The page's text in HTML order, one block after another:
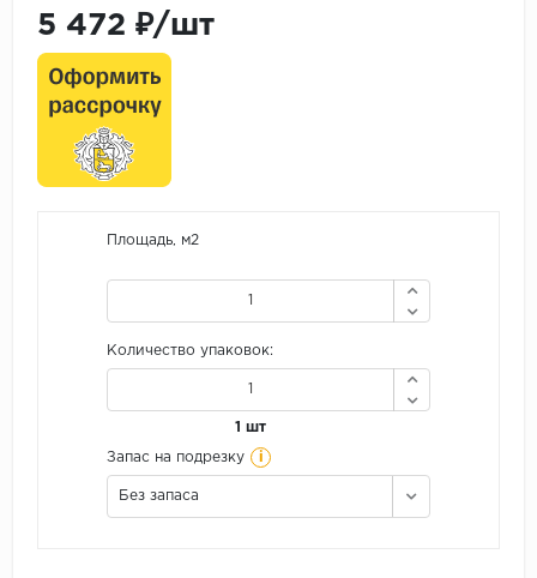
5 472 ₽/шт
Площадь, м2
Количество упаковок:
1 шт
Запас на подрезку i
Без запаса